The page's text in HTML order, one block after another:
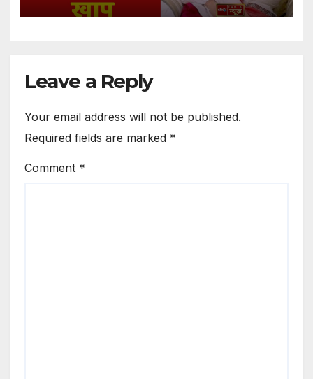
Leave a Reply
Your email address will not be published.
Required fields are marked *
Comment *